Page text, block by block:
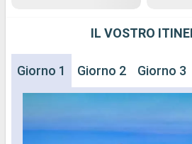
IL VOSTRO
Giorno 1 Giorno 2 Giorno 3